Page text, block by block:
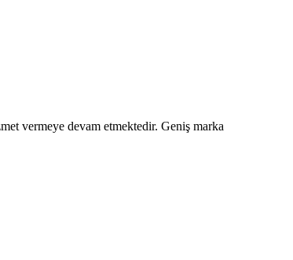
vermeye devam etmektedir. Geniş marka